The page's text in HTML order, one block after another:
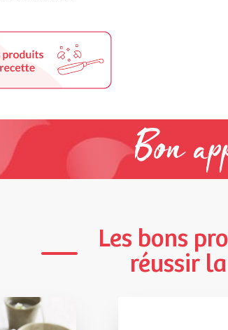
Bon
Les bons
réussir